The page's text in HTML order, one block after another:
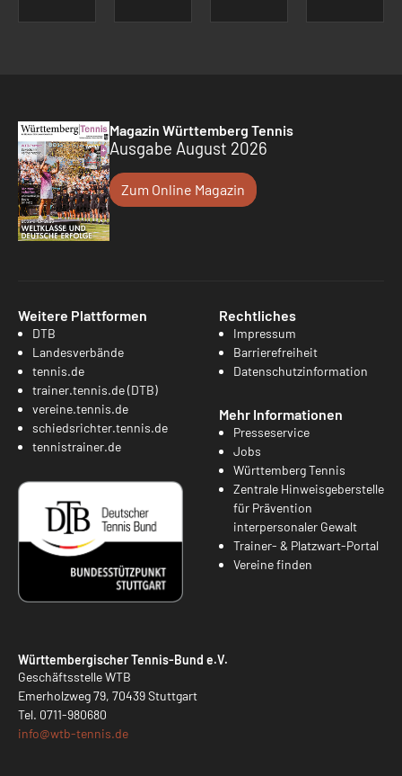
Magazin Württemberg Tennis
Ausgabe August 2026
Zum Online Magazin
Weitere Plattformen
DTB
Landesverbände
tennis.de
trainer.tennis.de (DTB)
vereine.tennis.de
schiedsrichter.tennis.de
tennistrainer.de
Rechtliches
Impressum
Barrierefreiheit
Datenschutzinformation
Mehr Informationen
Presseservice
Jobs
Württemberg Tennis
Zentrale Hinweisgeberstelle
für Prävention
interpersonaler Gewalt
Trainer- & Platzwart-Portal
Vereine finden
Württembergischer Tennis-Bund e.V.
Geschäftsstelle WTB
Emerholzweg 79, 70439 Stuttgart
Tel. 0711-980680
info@wtb-tennis.de